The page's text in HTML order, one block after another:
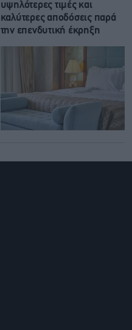
υψηλότερες τιμές και
καλύτερες αποδόσεις παρά
την επενδυτική έκρηξη